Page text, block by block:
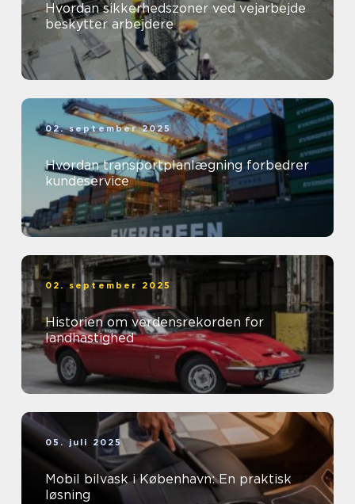
Hvordan sikkerhedszoner ved vejarbejde
beskytter arbejdere
02. september 2025
Hvordan transportplanlægning forbedrer
kundeservice
02. september 2025
Historien om verdensrekorden for
landhastighed
05. juli 2025
Mobil bilvask i København: En praktisk
løsning